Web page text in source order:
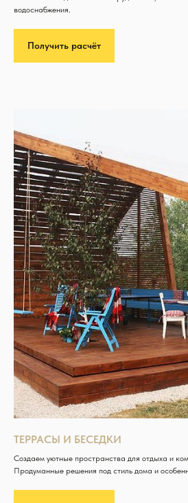
водоснабжения.
Получить расчёт
ТЕРРАСЫ И БЕСЕДКИ
Создаем уютные пространства для отдыха и
Продуманные решения под стиль дома и